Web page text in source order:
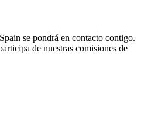
se pondrá en contacto contigo.
de nuestras comisiones de